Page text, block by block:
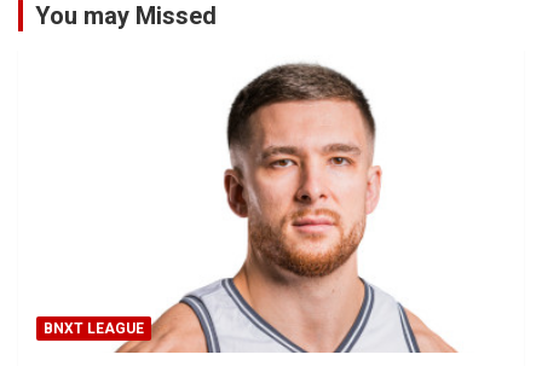
You may Missed
BNXT LEAGUE